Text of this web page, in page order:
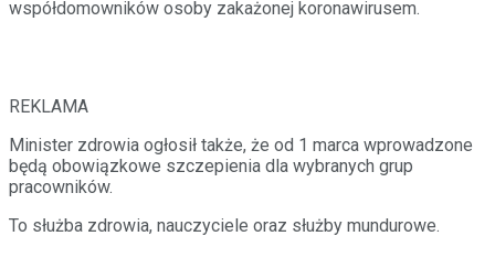
współdomowników osoby zakażonej koronawirusem.
REKLAMA
Minister zdrowia ogłosił także, że od 1 marca wprowadzone
będą obowiązkowe szczepienia dla wybranych grup
pracowników.
To służba zdrowia, nauczyciele oraz służby mundurowe.